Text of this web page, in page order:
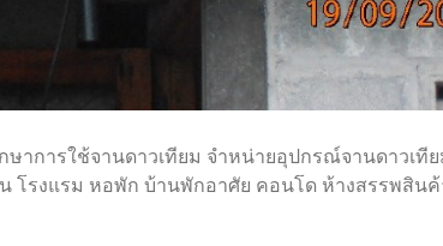
าการใช้จานดาวเทียม จำหน่ายอุปกรณ์จานดาวเที
โรงแรม หอพัก บ้านพักอาศัย คอนโด ห้างสรรพสินค้